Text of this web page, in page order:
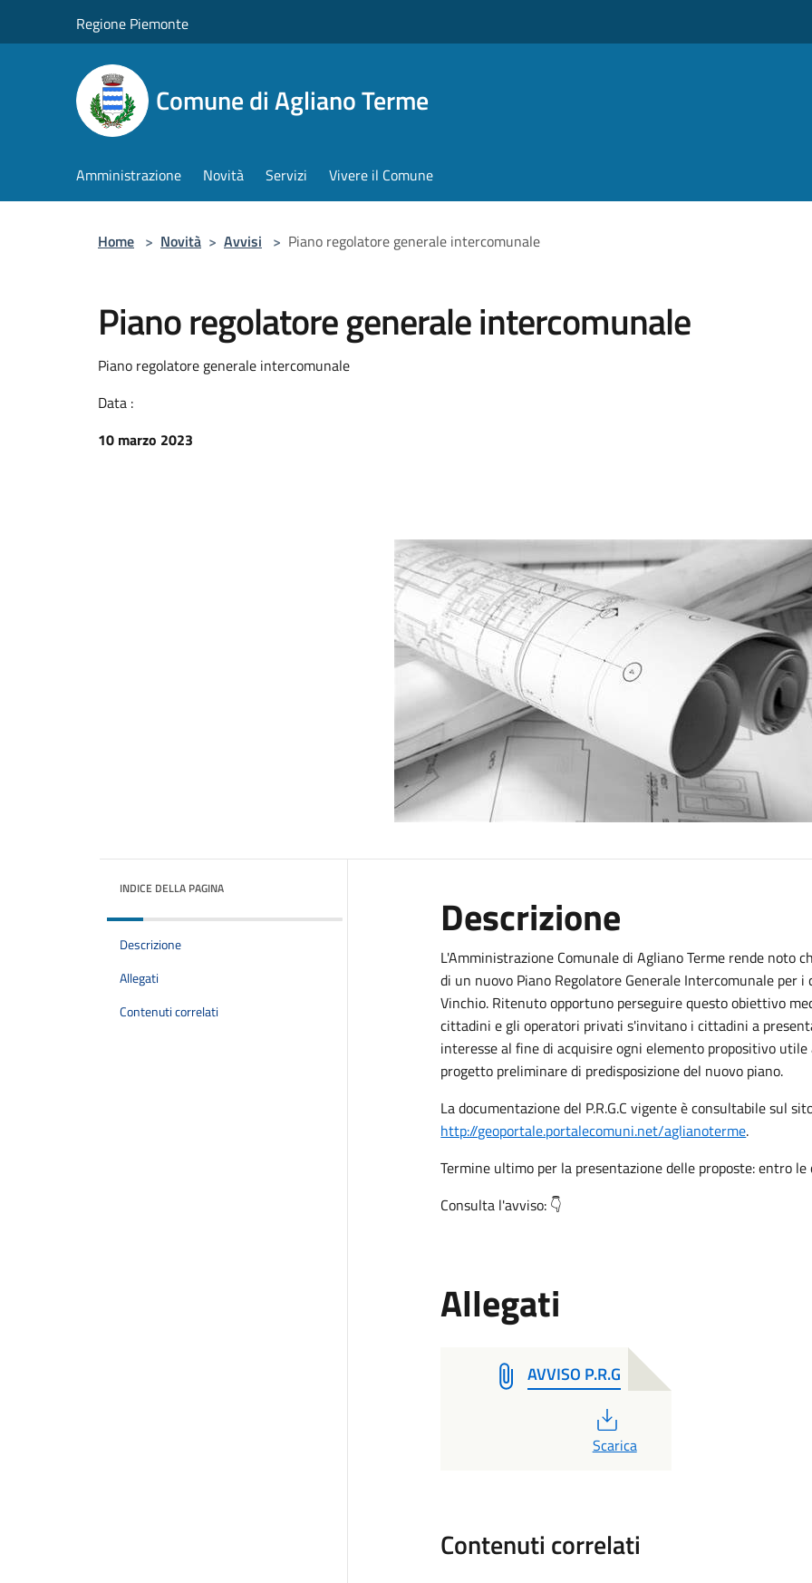
Regione Piemonte
Comune di Agliano Terme
Amministrazione Novità Servizi Vivere il Comune
Home > Novità > Avvisi > Piano regolatore generale intercomunale
Piano regolatore generale intercomunale
Piano regolatore generale intercomunale
Data :
10 marzo 2023
INDICE DELLA PAGINA
Descrizione
Allegati
Contenuti correlati
Descrizione
L'Amministrazione Comunale di Agliano Terme rende noto
di un nuovo Piano Regolatore Generale Intercomunale per
Vinchio. Ritenuto opportuno perseguire questo obiettivo
cittadini e gli operatori privati s'invitano i cittadini a
interesse al fine di acquisire ogni elemento propositivo
progetto preliminare di predisposizione del nuovo piano.
La documentazione del P.R.G.C vigente è consultabile sul
http://geoportale.portalecomuni.net/aglianoterme.
Termine ultimo per la presentazione delle proposte: entro
Consulta l'avviso: 👇
Allegati
AVVISO P.R.G
PDF
Scarica
Contenuti correlati